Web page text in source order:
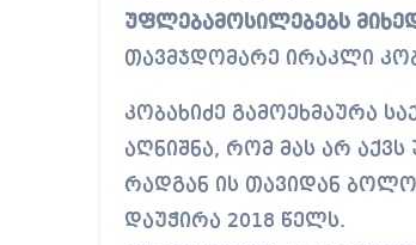
უფლებამოსილებებს
თავმჯდომარე ირაკლი
კობახიძე გამოეხმაურა
აღნიშნა, რომ მას არ
რადგან ის თავიდან
დაუჭირა 2018 წელს.